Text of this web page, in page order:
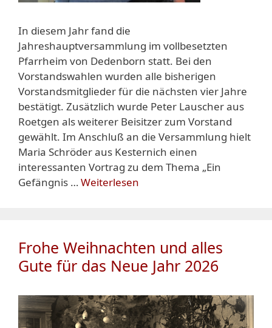
In diesem Jahr fand die
Jahreshauptversammlung im vollbesetzten
Pfarrheim von Dedenborn statt. Bei den
Vorstandswahlen wurden alle bisherigen
Vorstandsmitglieder für die nächsten vier Jahre
bestätigt. Zusätzlich wurde Peter Lauscher aus
Roetgen als weiterer Beisitzer zum Vorstand
gewählt. Im Anschluß an die Versammlung hielt
Maria Schröder aus Kesternich einen
interessanten Vortrag zu dem Thema „Ein
Gefängnis …Weiterlesen
Frohe Weihnachten und alles
Gute für das Neue Jahr 2026